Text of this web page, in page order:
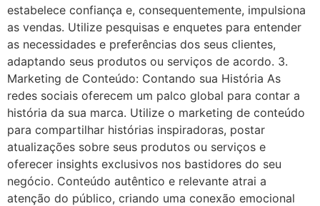
estabelece confiança e, consequentemente, impulsiona
as vendas. Utilize pesquisas e enquetes para entender
as necessidades e preferências dos seus clientes,
adaptando seus produtos ou serviços de acordo. 3.
Marketing de Conteúdo: Contando sua História As
redes sociais oferecem um palco global para contar a
história da sua marca. Utilize o marketing de conteúdo
para compartilhar histórias inspiradoras, postar
atualizações sobre seus produtos ou serviços e
oferecer insights exclusivos nos bastidores do seu
negócio. Conteúdo autêntico e relevante atrai a
atenção do público, criando uma conexão emocional